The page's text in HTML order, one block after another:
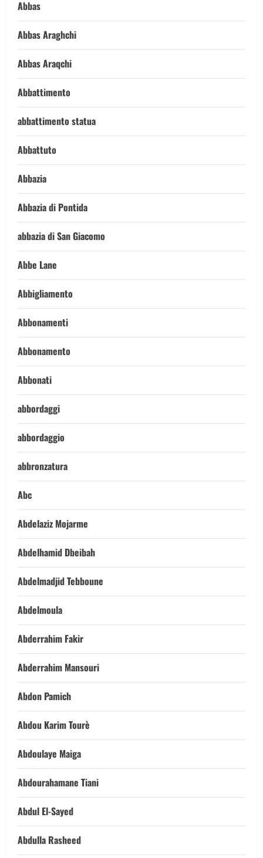
Abbas
Abbas Araghchi
Abbas Araqchi
Abbattimento
abbattimento statua
Abbattuto
Abbazia
Abbazia di Pontida
abbazia di San Giacomo
Abbe Lane
Abbigliamento
Abbonamenti
Abbonamento
Abbonati
abbordaggi
abbordaggio
abbronzatura
Abc
Abdelaziz Mojarme
Abdelhamid Dbeibah
Abdelmadjid Tebboune
Abdelmoula
Abderrahim Fakir
Abderrahim Mansouri
Abdon Pamich
Abdou Karim Tourè
Abdoulaye Maiga
Abdourahamane Tiani
Abdul El-Sayed
Abdulla Rasheed